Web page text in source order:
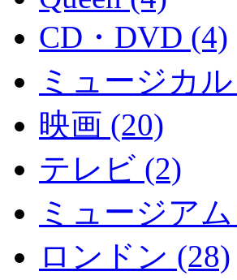
CD・DVD (4)
ミュージカ
映画 (20)
テレビ (2)
ミュージア
ロンドン (28)